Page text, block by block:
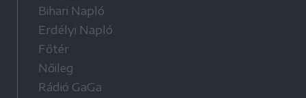
Bihari Napló
Erdélyi Napló
Főtér
Nőileg
Rádió GaGa